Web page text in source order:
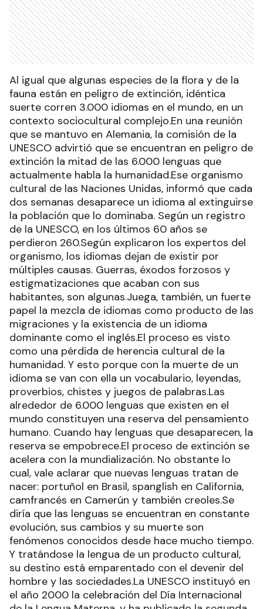
Al igual que algunas especies de la flora y de la
fauna están en peligro de extinción, idéntica
suerte corren 3.000 idiomas en el mundo, en un
contexto sociocultural complejo.En una reunión
que se mantuvo en Alemania, la comisión de la
UNESCO advirtió que se encuentran en peligro de
extinción la mitad de las 6.000 lenguas que
actualmente habla la humanidad.Ese organismo
cultural de las Naciones Unidas, informó que cada
dos semanas desaparece un idioma al extinguirse
la población que lo dominaba. Según un registro
de la UNESCO, en los últimos 60 años se
perdieron 260.Según explicaron los expertos del
organismo, los idiomas dejan de existir por
múltiples causas. Guerras, éxodos forzosos y
estigmatizaciones que acaban con sus
habitantes, son algunas.Juega, también, un fuerte
papel la mezcla de idiomas como producto de las
migraciones y la existencia de un idioma
dominante como el inglés.El proceso es visto
como una pérdida de herencia cultural de la
humanidad. Y esto porque con la muerte de un
idioma se van con ella un vocabulario, leyendas,
proverbios, chistes y juegos de palabras.Las
alrededor de 6.000 lenguas que existen en el
mundo constituyen una reserva del pensamiento
humano. Cuando hay lenguas que desaparecen, la
reserva se empobrece.El proceso de extinción se
acelera con la mundialización. No obstante lo
cual, vale aclarar que nuevas lenguas tratan de
nacer: portuñol en Brasil, spanglish en California,
camfrancés en Camerún y también creoles.Se
diría que las lenguas se encuentran en constante
evolución, sus cambios y su muerte son
fenómenos conocidos desde hace mucho tiempo.
Y tratándose la lengua de un producto cultural,
su destino está emparentado con el devenir del
hombre y las sociedades.La UNESCO instituyó en
el año 2000 la celebración del Día Internacional